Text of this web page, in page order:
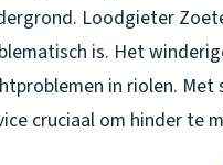
Loodgieter
is. Het
in riolen. Met
cruciaal om hinder te